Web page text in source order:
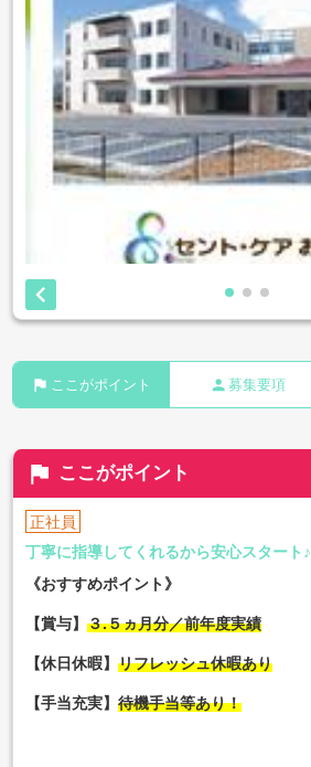

flag ここがポイント person 募集要項
flag ここがポイント
正社員
丁寧に指導してくれるから安心スタート♪
《おすすめポイント》
【賞与】３.５ヵ月分／前年度実績
【休日休暇】リフレッシュ休暇あり
【手当充実】待機手当等あり！